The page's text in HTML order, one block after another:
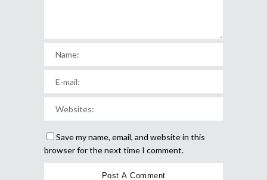
Save my name, email, and website in this
browser for the next time I comment.